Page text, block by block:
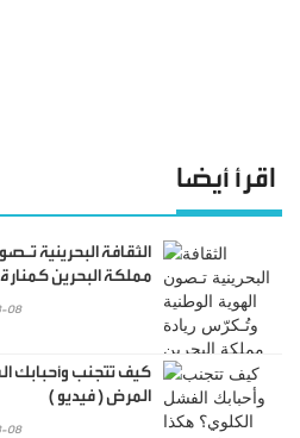
اقرأ أيضا
الثقافة البحرينية
مملكة البحرين كمنارة
08
كيف تتجنب وأحبابك
المرض ( فيديو )
08